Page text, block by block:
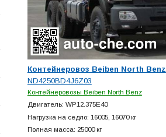
Контейнеровоз Beiben North Benz
ND4250BD4J6Z03
Контейнеровозы Beiben North Benz
Двигатель: WP12.375E40
Нагрузка на седло: 16005, 16070 кг
Полная масса: 25000 кг